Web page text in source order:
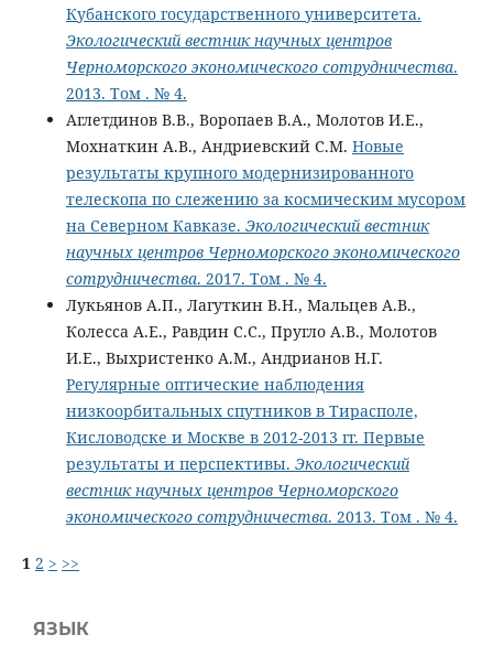
Кубанского государственного университета.
Экологический вестник научных центров
Черноморского экономического сотрудничества.
2013. Том . № 4.
Аглетдинов В.В., Воропаев В.А., Молотов И.Е.,
Мохнаткин А.В., Андриевский С.М. Новые
результаты крупного модернизированного
телескопа по слежению за космическим мусором
на Северном Кавказе. Экологический вестник
научных центров Черноморского экономического
сотрудничества. 2017. Том . № 4.
Лукьянов А.П., Лагуткин В.Н., Мальцев А.В.,
Колесса А.Е., Равдин С.С., Пругло А.В., Молотов
И.Е., Выхристенко А.М., Андрианов Н.Г.
Регулярные оптические наблюдения
низкоорбитальных спутников в Тирасполе,
Кисловодске и Москве в 2012-2013 гг. Первые
результаты и перспективы. Экологический
вестник научных центров Черноморского
экономического сотрудничества. 2013. Том . № 4.
1 2 > >>
ЯЗЫК